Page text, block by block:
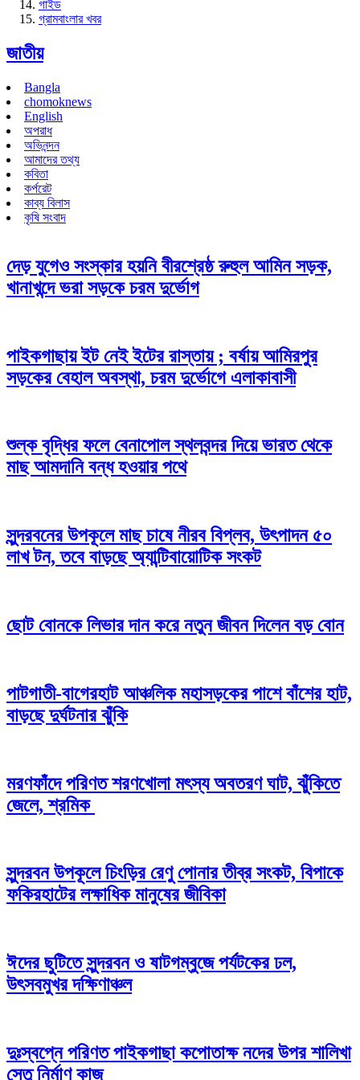
গাইড
গ্রামবাংলার খবর
জাতীয়
Bangla
chomoknews
English
অপরাধ
অভিনন্দন
আমাদের তথ্য
কবিতা
কর্পরেট
কাব্য বিলাস
কৃষি সংবাদ
দেড় যুগেও সংস্কার হয়নি বীরশ্রেষ্ঠ রুহুল আমিন সড়ক,
খানাখন্দে ভরা সড়কে চরম দুর্ভোগ
পাইকগাছায় ইট নেই ইটের রাস্তায় ; বর্ষায় আমিরপুর
সড়কের বেহাল অবস্থা, চরম দুর্ভোগে এলাকাবাসী
শুল্ক বৃদ্ধির ফলে বেনাপোল স্থলবন্দর দিয়ে ভারত থেকে
মাছ আমদানি বন্ধ হওয়ার পথে
সুন্দরবনের উপকূলে মাছ চাষে নীরব বিপ্লব, উৎপাদন ৫০
লাখ টন, তবে বাড়ছে অ্যান্টিবায়োটিক সংকট
ছোট বোনকে লিভার দান করে নতুন জীবন দিলেন বড় বোন
পাটগাতী-বাগেরহাট আঞ্চলিক মহাসড়কের পাশে বাঁশের হাট,
বাড়ছে দুর্ঘটনার ঝুঁকি
মরণফাঁদে পরিণত শরণখোলা মৎস্য অবতরণ ঘাট, ঝুঁকিতে
জেলে, শ্রমিক
সুন্দরবন উপকূলে চিংড়ির রেণু পোনার তীব্র সংকট, বিপাকে
ফকিরহাটের লক্ষাধিক মানুষের জীবিকা
ঈদের ছুটিতে সুন্দরবন ও ষাটগম্বুজে পর্যটকের ঢল,
উৎসবমুখর দক্ষিণাঞ্চল
দুঃস্বপ্নে পরিণত পাইকগাছা কপোতাক্ষ নদের উপর শালিখা
সেতু নির্মাণ কাজ